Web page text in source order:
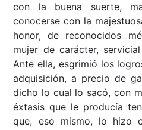
con la buena suerte,
conocerse con la
honor, de reconocidos
mujer de carácter,
Ante ella, esgrimió los
adquisición, a precio de
dicho lo cual lo sacó, con
éxtasis que le producía
que, eso mismo, lo hizo